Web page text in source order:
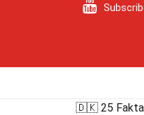
🇩🇰 25 Fakta